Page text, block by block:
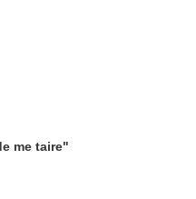
me taire"